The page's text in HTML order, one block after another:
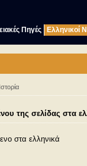
Πηγές Ελληνικοί
της σελίδας στα
στα ελληνικά